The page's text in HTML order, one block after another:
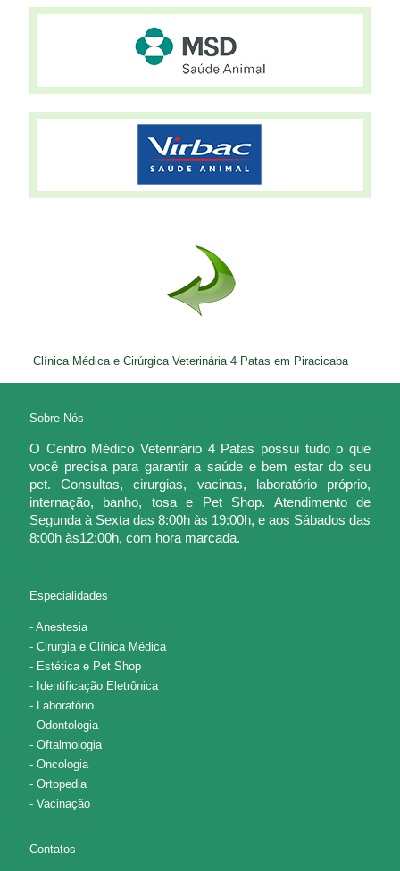
Clínica Médica e Cirúrgica Veterinária 4 Patas em Piracicaba
Sobre Nós
O Centro Médico Veterinário 4 Patas possui tudo o que
você precisa para garantir a saúde e bem estar do seu
pet. Consultas, cirurgias, vacinas, laboratório próprio,
internação, banho, tosa e Pet Shop. Atendimento de
Segunda à Sexta das 8:00h às 19:00h, e aos Sábados das
8:00h às12:00h, com hora marcada.
Especialidades
- Anestesia
- Cirurgia e Clínica Médica
- Estética e Pet Shop
- Identificação Eletrônica
- Laboratório
- Odontologia
- Oftalmologia
- Oncologia
- Ortopedia
- Vacinação
Contatos